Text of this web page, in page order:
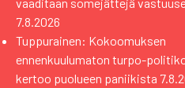
7.8.2026
Tuppurainen: Kokoomuksen
ennenkuulumaton turpo-
kertoo puolueen paniikista